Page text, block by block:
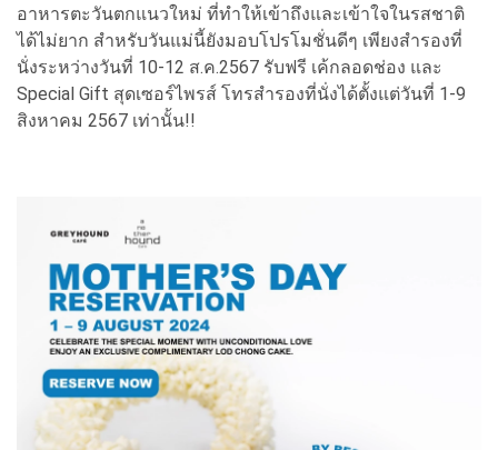
อาหารตะวันตกแนวใหม่ ที่ทำให้เข้าถึงและเข้าใจในรสชาติ
ได้ไม่ยาก สำหรับวันแม่นี้ยังมอบโปรโมชั่นดีๆ เพียงสำรองที่
นั่งระหว่างวันที่ 10-12 ส.ค.2567 รับฟรี เค้กลอดช่อง และ
Special Gift สุดเซอร์ไพรส์ โทรสำรองที่นั่งได้ตั้งแต่วันที่ 1-9
สิงหาคม 2567 เท่านั้น!!